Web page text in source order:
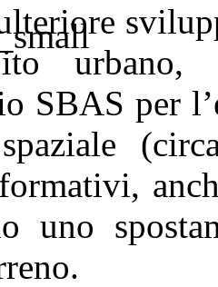
SBAS per
spaziale
uno